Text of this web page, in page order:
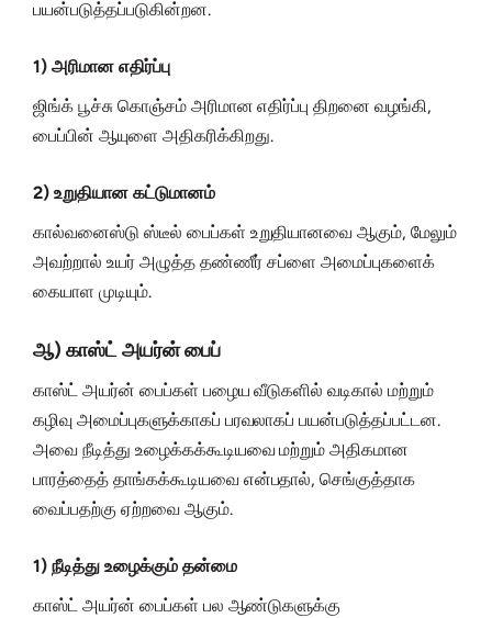
பயன்படுத்தப்படுகின்றன.
1) அரிமான எதிர்ப்பு
ஜிங்க் பூச்சு கொஞ்சம் அரிமான எதிர்ப்பு திறனை வழங்கி,
பைப்பின் ஆயுளை அதிகரிக்கிறது.
2) உறுதியான கட்டுமானம்
கால்வனைஸ்டு ஸ்டீல் பைப்கள் உறுதியானவை ஆகும், மேலும்
அவற்றால் உயர் அழுத்த தண்ணீர் சப்ளை அமைப்புகளைக்
கையாள முடியும்.
ஆ) காஸ்ட் அயர்ன் பைப்
காஸ்ட் அயர்ன் பைப்கள் பழைய வீடுகளில் வடிகால் மற்றும்
கழிவு அமைப்புகளுக்காகப் பரவலாகப் பயன்படுத்தப்பட்டன.
அவை நீடித்து உழைக்கக்கூடியவை மற்றும் அதிகமான
பாரத்தைத் தாங்கக்கூடியவை என்பதால், செங்குத்தாக
வைப்பதற்கு ஏற்றவை ஆகும்.
1) நீடித்து உழைக்கும் தன்மை
காஸ்ட் அயர்ன் பைப்கள் பல ஆண்டுகளுக்கு